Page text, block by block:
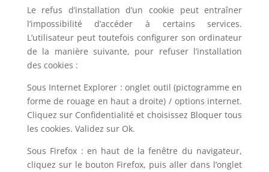
Le refus d’installation d’un cookie peut entraîner
l’impossibilité d’accéder à certains services.
L’utilisateur peut toutefois configurer son ordinateur
de la manière suivante, pour refuser l’installation
des cookies :
Sous Internet Explorer : onglet outil (pictogramme en
forme de rouage en haut a droite) / options internet.
Cliquez sur Confidentialité et choisissez Bloquer tous
les cookies. Validez sur Ok.
Sous Firefox : en haut de la fenêtre du navigateur,
cliquez sur le bouton Firefox, puis aller dans l’onglet